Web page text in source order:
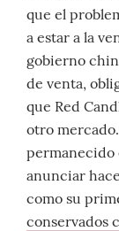
que el
a estar a la
gobierno
de venta,
que Red
otro
permanecido
anunciar
como su
conservados